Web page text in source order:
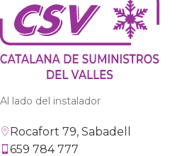
Al lado del instalador
Rocafort 79, Sabadell
659 784 777